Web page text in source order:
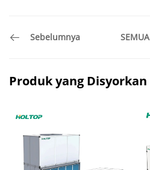
Sebelumnya SEMUA
Produk yang Disyorkan